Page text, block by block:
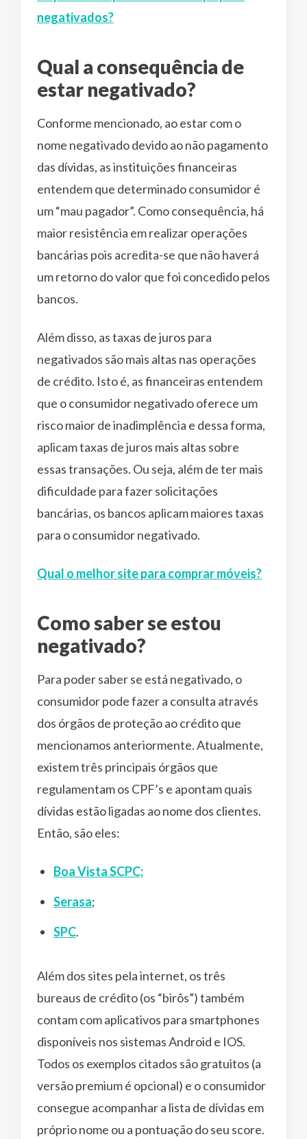
negativados?
Qual a consequência de
estar negativado?
Conforme mencionado, ao estar com o
nome negativado devido ao não pagamento
das dívidas, as instituições financeiras
entendem que determinado consumidor é
um “mau pagador”. Como consequência, há
maior resistência em realizar operações
bancárias pois acredita-se que não haverá
um retorno do valor que foi concedido pelos
bancos.
Além disso, as taxas de juros para
negativados são mais altas nas operações
de crédito. Isto é, as financeiras entendem
que o consumidor negativado oferece um
risco maior de inadimplência e dessa forma,
aplicam taxas de juros mais altas sobre
essas transações. Ou seja, além de ter mais
dificuldade para fazer solicitações
bancárias, os bancos aplicam maiores taxas
para o consumidor negativado.
Qual o melhor site para comprar móveis?
Como saber se estou
negativado?
Para poder saber se está negativado, o
consumidor pode fazer a consulta através
dos órgãos de proteção ao crédito que
mencionamos anteriormente. Atualmente,
existem três principais órgãos que
regulamentam os CPF’s e apontam quais
dívidas estão ligadas ao nome dos clientes.
Então, são eles:
Boa Vista SCPC;
Serasa;
SPC.
Além dos sites pela internet, os três
bureaus de crédito (os “birôs”) também
contam com aplicativos para smartphones
disponíveis nos sistemas Android e IOS.
Todos os exemplos citados são gratuitos (a
versão premium é opcional) e o consumidor
consegue acompanhar a lista de dívidas em
próprio nome ou a pontuação do seu score.